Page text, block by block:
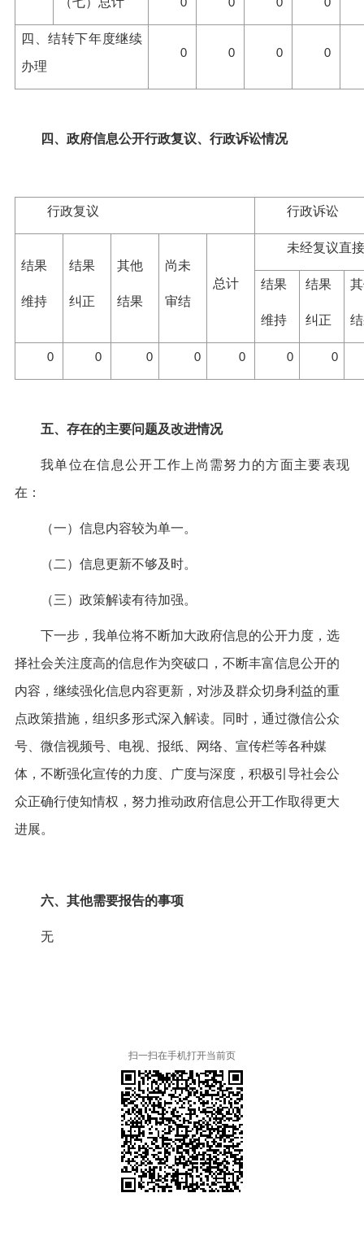
0 0 0 0
四、结转下年度继续
办理
0 0 0 0
四、政府信息公开行政复议、行政诉讼情况
行政复议 行政诉讼
结果
维持
结果
纠正
其他
结果
尚未
审结
总计
未经复议直
结果
维持
结果
纠正
0 0 0 0 0 0 0
五、存在的主要问题及改进情况
我单位在信息公开工作上尚需努力的方面主要表现
在：
（一） 信息内容较为单一。
（二） 信息更新不够及时。
（三） 政策解读有待加强。
下一步，我单位将不断加大政府信息的公开力度，选
择社会关注度高的信息作为突破口，不断丰富信息公开的
内容，继续强化信息内容更新，对涉及群众切身利益的重
点政策措施，组织多形式深入解读。同时，通过微信公众
号、微信视频号、电视、报纸、网络、宣传栏等各种媒
体，不断强化宣传的力度、广度与深度，积极引导社会公
众正确行使知情权，努力推动政府信息公开工作取得更大
进展。
六、其他需要报告的事项
无
扫一扫在手机打开当前页